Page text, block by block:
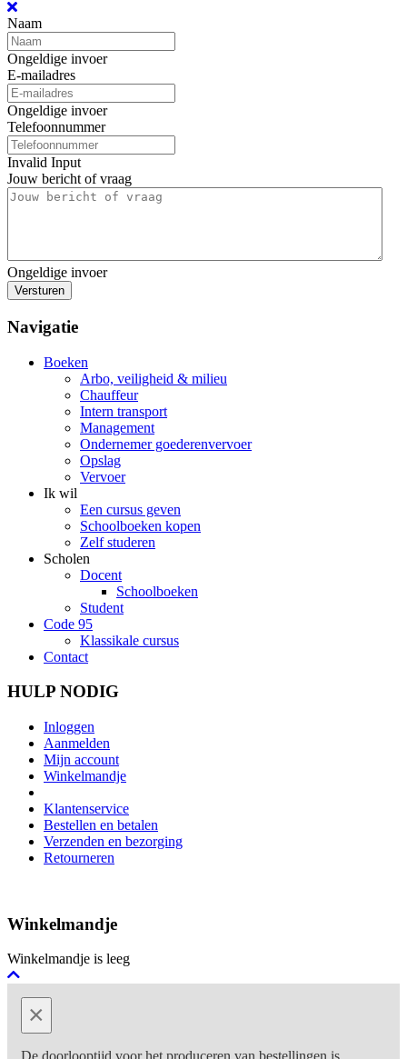
Naam
Ongeldige invoer
E-mailadres
Ongeldige invoer
Telefoonnummer
Invalid Input
Jouw bericht of vraag
Ongeldige invoer
Versturen
Navigatie
Boeken
Arbo, veiligheid & milieu
Chauffeur
Intern transport
Management
Ondernemer goederenvervoer
Opslag
Vervoer
Ik wil
Een cursus geven
Schoolboeken kopen
Zelf studeren
Scholen
Docent
Schoolboeken
Student
Code 95
Klassikale cursus
Contact
HULP NODIG
Inloggen
Aanmelden
Mijn account
Winkelmandje
Klantenservice
Bestellen en betalen
Verzenden en bezorging
Retourneren
Winkelmandje
Winkelmandje is leeg
×